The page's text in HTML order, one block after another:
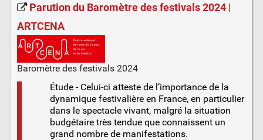
Parution du Baromètre des festivals 2024 |
ARTCENA
Baromètre des festivals 2024
Étude - Celui-ci atteste de l’importance de la
dynamique festivalière en France, en particulier
dans le spectacle vivant, malgré la situation
budgétaire très tendue que connaissent un
grand nombre de manifestations.